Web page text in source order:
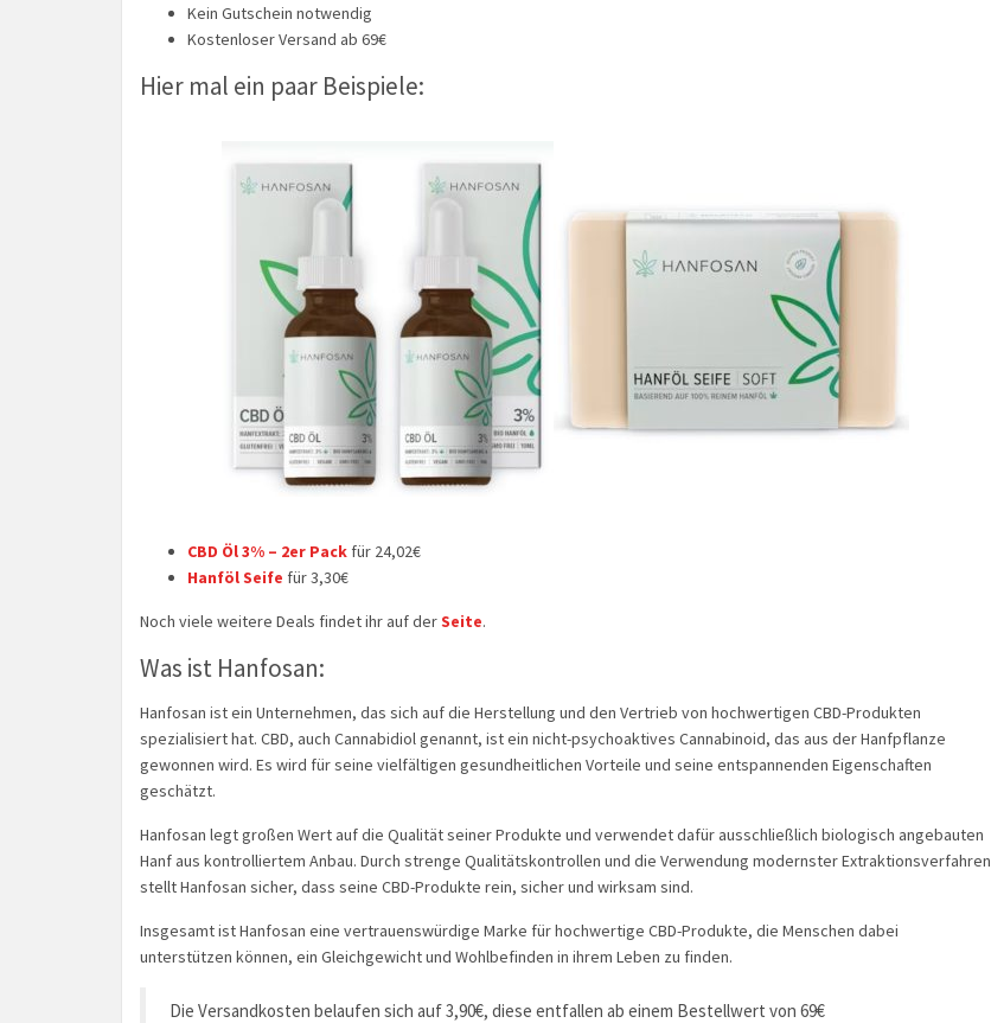
Kein Gutschein notwendig
Kostenloser Versand ab 69€
Hier mal ein paar Beispiele:
CBD Öl 3% – 2er Pack für 24,02€
Hanföl Seife für 3,30€
Noch viele weitere Deals findet ihr auf derSeite.
Was ist Hanfosan:
Hanfosan ist ein Unternehmen, das sich auf die Herstellung und den Vertrieb von hochwertigen CBD-Produkten
spezialisiert hat. CBD, auch Cannabidiol genannt, ist ein nicht-psychoaktives Cannabinoid, das aus der Hanfpflanze
gewonnen wird. Es wird für seine vielfältigen gesundheitlichen Vorteile und seine entspannenden Eigenschaften
geschätzt.
Hanfosan legt großen Wert auf die Qualität seiner Produkte und verwendet dafür ausschließlich biologisch angebauten
Hanf aus kontrolliertem Anbau. Durch strenge Qualitätskontrollen und die Verwendung modernster Extraktionsverfahren
stellt Hanfosan sicher, dass seine CBD-Produkte rein, sicher und wirksam sind.
Insgesamt ist Hanfosan eine vertrauenswürdige Marke für hochwertige CBD-Produkte, die Menschen dabei
unterstützen können, ein Gleichgewicht und Wohlbefinden in ihrem Leben zu finden.
Die Versandkosten belaufen sich auf 3,90€, diese entfallen ab einem Bestellwert von 69€